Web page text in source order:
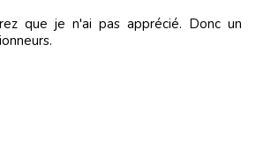
que je n'ai pas apprécié. Donc un